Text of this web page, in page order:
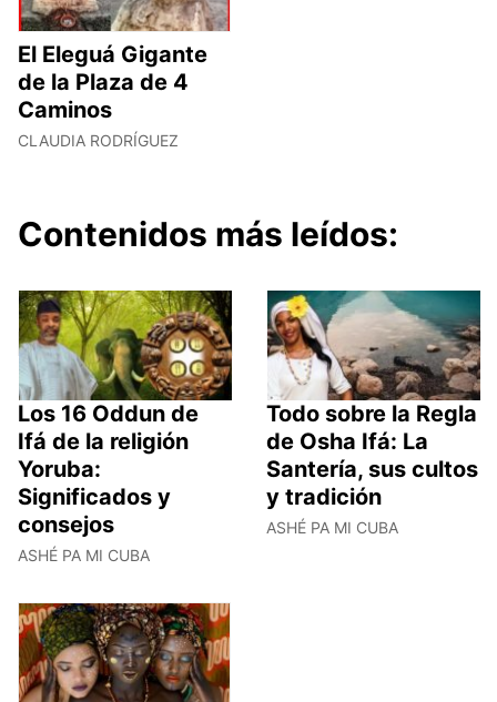
El Eleguá Gigante
de la Plaza de 4
Caminos
CLAUDIA RODRÍGUEZ
Contenidos más leídos:
Los 16 Oddun de
Ifá de la religión
Yoruba:
Significados y
consejos
ASHÉ PA MI CUBA
Todo sobre la Regla
de Osha Ifá: La
Santería, sus cultos
y tradición
ASHÉ PA MI CUBA